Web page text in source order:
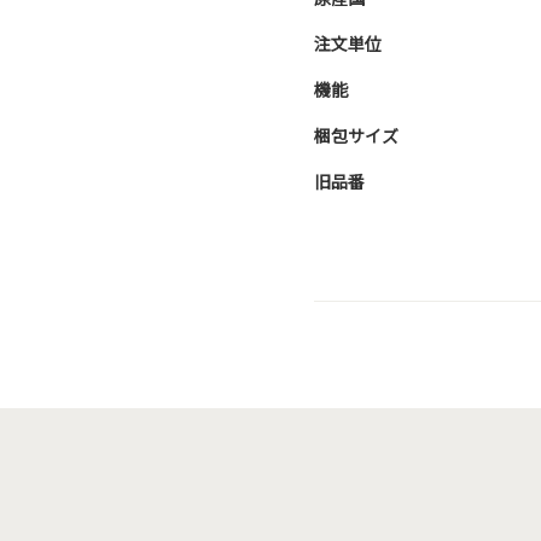
注文単位
機能
梱包サイズ
旧品番